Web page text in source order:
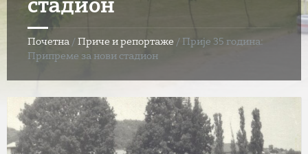
стадион
Почетна / Приче и репортаже / Прије 35 година:
Припреме за нови стадион